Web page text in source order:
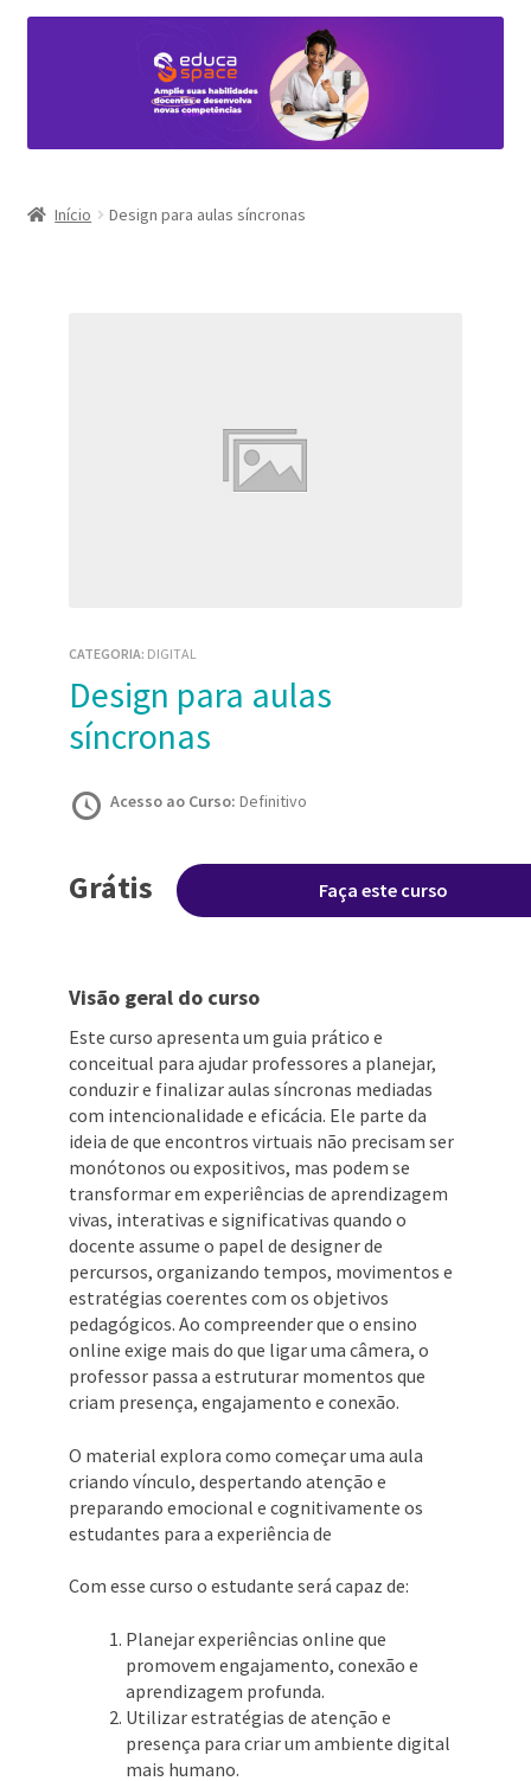
Início Design para aulas síncronas
CATEGORIA: DIGITAL
Design para aulas
síncronas
Acesso ao Curso: Definitivo
Grátis Faça este curso
Visão geral do curso
Este curso apresenta um guia prático e
conceitual para ajudar professores a planejar,
conduzir e finalizar aulas síncronas mediadas
com intencionalidade e eficácia. Ele parte da
ideia de que encontros virtuais não precisam ser
monótonos ou expositivos, mas podem se
transformar em experiências de aprendizagem
vivas, interativas e significativas quando o
docente assume o papel de designer de
percursos, organizando tempos, movimentos e
estratégias coerentes com os objetivos
pedagógicos. Ao compreender que o ensino
online exige mais do que ligar uma câmera, o
professor passa a estruturar momentos que
criam presença, engajamento e conexão.
O material explora como começar uma aula
criando vínculo, despertando atenção e
preparando emocional e cognitivamente os
estudantes para a experiência de
Com esse curso o estudante será capaz de:
Planejar experiências online que
promovem engajamento, conexão e
aprendizagem profunda.
Utilizar estratégias de atenção e
presença para criar um ambiente digital
mais humano.